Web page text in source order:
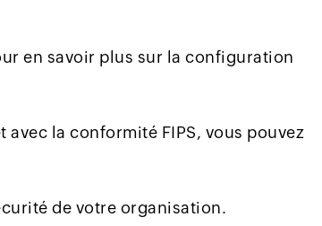
en savoir plus sur la configuration
la conformité FIPS, vous pouvez
de votre organisation.